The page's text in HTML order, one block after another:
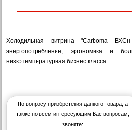
Холодильная витрина "Carboma
энергопотребление, эргономика и
низкотемпературная бизнес класса.
По вопросу приобретения данного товара, а
также по всем интересующим Вас вопросам,
звоните: